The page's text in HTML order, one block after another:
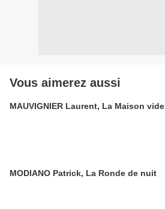
Vous aimerez aussi
MAUVIGNIER Laurent, La Maison vide
MODIANO Patrick, La Ronde de nuit